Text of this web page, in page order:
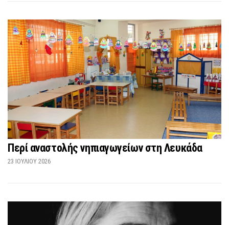
Περί αναστολής νηπιαγωγείων στη Λευκάδα
23 ΙΟΥΛΊΟΥ 2026